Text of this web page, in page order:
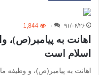
۹۱/۰۶/۲۶ ۰ 1,844
اهانت به
اسلام است
اهانت به پیامبر(ص)، و وظیفه